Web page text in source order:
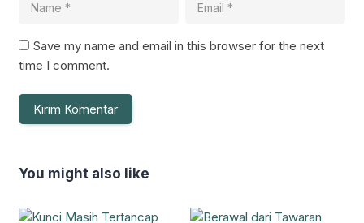
Save my name and email in this browser for the next
time I comment.
You might also like